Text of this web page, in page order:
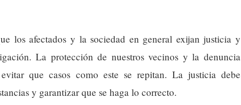
los afectados y la sociedad en general exijan justicia y
La protección de nuestros vecinos y la denuncia
que casos como este se repitan. La justicia debe
y garantizar que se haga lo correcto.